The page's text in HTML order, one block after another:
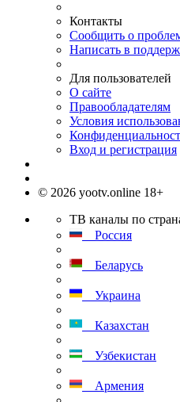
Контакты
Сообщить о
Написать в
Для пользователей
О сайте
Правообладателям
Условия
Вход и регистрация
© 2026 yootv.online 18+
ТВ каналы по
Россия
Беларусь
Украина
Казахстан
Узбекистан
Армения